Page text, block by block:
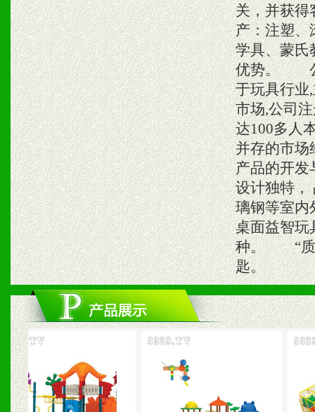
关，并获得
产：注塑、
学具、蒙氏
优势。 公
于玩具行业
市场,公司
达100多人
并存的市场
产品的开
设计独特，
璃钢等室内
桌面益智玩
种。 “质
匙。